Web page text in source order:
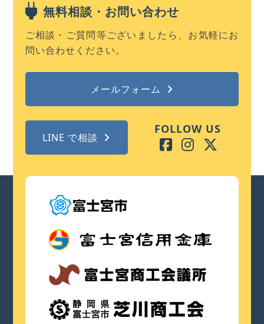
無料相談・お問い合わせ
ご相談・ご質問等ございましたら、お気軽にお
問い合わせください。
メールフォーム
LINE で相談
FOLLOW US